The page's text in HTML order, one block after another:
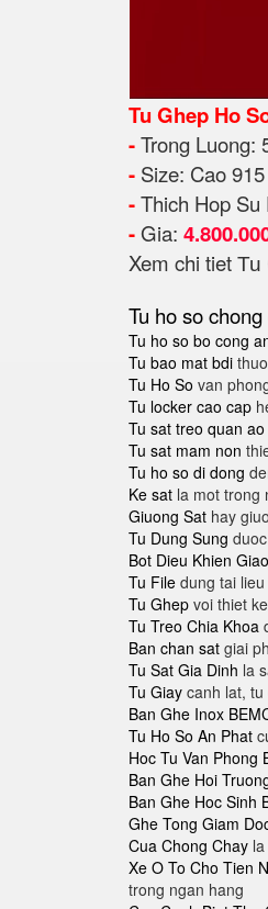
Tu Ghep Ho
-Trong Luong:
- Size: Cao
-Thich Hop Su
- Gia:
Xem chi tiet Tu
Tu ho so
Tu ho so bo cong
Tu bao mat bdi
Tu Ho So van
Tu locker cao cap
Tu sat treo quan ao
Tu sat mam non
Tu ho so di dong
Ke sat la mot trong
Giuong Sat hay
Tu Dung Sung
Bot Dieu Khien
Tu File dung tai
Tu Ghep voi thiet
Tu Treo Chia Khoa
Ban chan sat giai
Tu Sat Gia Dinh la
Tu Giay canh lat,
Ban Ghe Inox
Tu Ho So An Phat
Hoc Tu Van Phong
Ban Ghe Hoi
Ban Ghe Hoc Sinh
Ghe Tong Giam
Cua Chong Chay
Xe O To Cho Tien
trong ngan hang